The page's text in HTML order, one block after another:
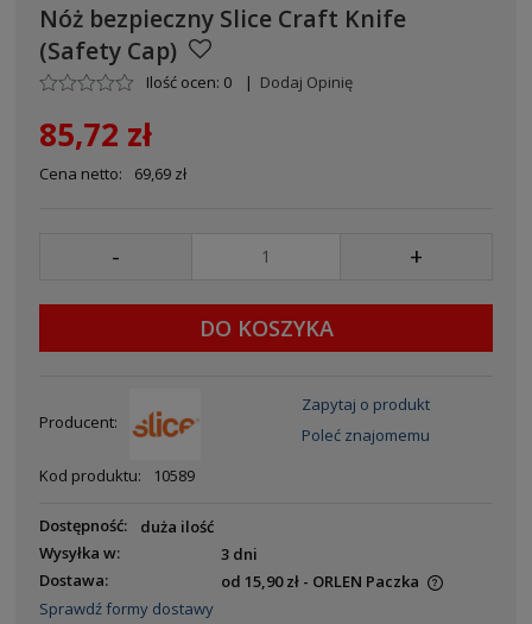
Nóż bezpieczny Slice Craft Knife
(Safety Cap)
Ilość ocen: 0 | Dodaj Opinię
85,72 zł
Cena netto: 69,69 zł
- +
DO KOSZYKA
Producent:
Kod produktu: 10589
Zapytaj o produkt
Poleć znajomemu
Dostępność:
duża ilość
Wysyłka w:
3 dni
Dostawa:
od 15,90 zł - ORLEN Paczka
Sprawdź formy dostawy